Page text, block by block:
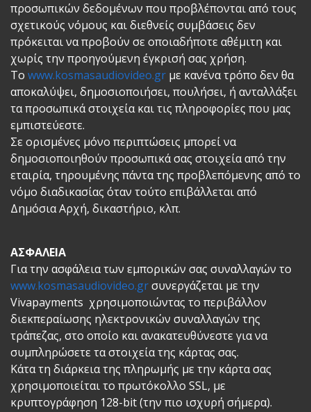
προσωπικών δεδομένων που προβλέπονται από τους
σχετικούς νόμους και διεθνείς συμβάσεις δεν
πρόκειται να προβούν σε οποιαδήποτε αθέμιτη και
χωρίς την προηγούμενη έγκρισή σας χρήση.
Το www.kosmasaudiovideo.gr με κανένα τρόπο δεν θα
αποκαλύψει, δημοσιοποιήσει, πουλήσει, ή ανταλλάξει
τα προσωπικά στοιχεία και τις πληροφορίες που μας
εμπιστεύεστε.
Σε ορισμένες μόνο περιπτώσεις μπορεί να
δημοσιοποιηθούν προσωπικά σας στοιχεία από την
εταιρία, τηρουμένης πάντα της προβλεπόμενης από το
νόμο διαδικασίας όταν τούτο επιβάλλεται από
Δημόσια Αρχή, δικαστήριο, κλπ.
ΑΣΦΑΛΕΙΑ
Για την ασφάλεια των εμπορικών σας συναλλαγών το
www.kosmasaudiovideo.grσυνεργάζεται με την
Vivapayments χρησιμοποιώντας το περιβάλλον
διεκπεραίωσης ηλεκτρονικών συναλλαγών της
τράπεζας, στο οποίο και ανακατευθύνεστε για να
συμπληρώσετε τα στοιχεία της κάρτας σας.
Κάτα τη διάρκεια της πληρωμής με την κάρτα σας
χρησιμοποιείται το πρωτόκολλο SSL, με
κρυπτογράφηση 128-bit (την πιο ισχυρή σήμερα).